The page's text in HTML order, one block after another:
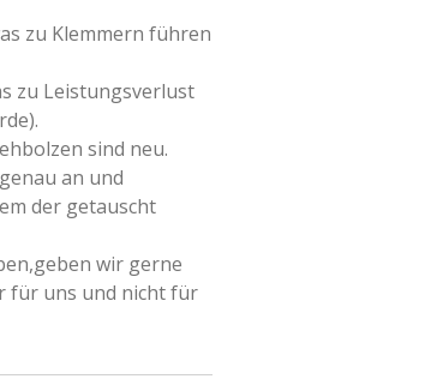
zu Klemmern führen
zu Leistungsverlust
sind neu.
an und
der getauscht
wir gerne
für uns und nicht für